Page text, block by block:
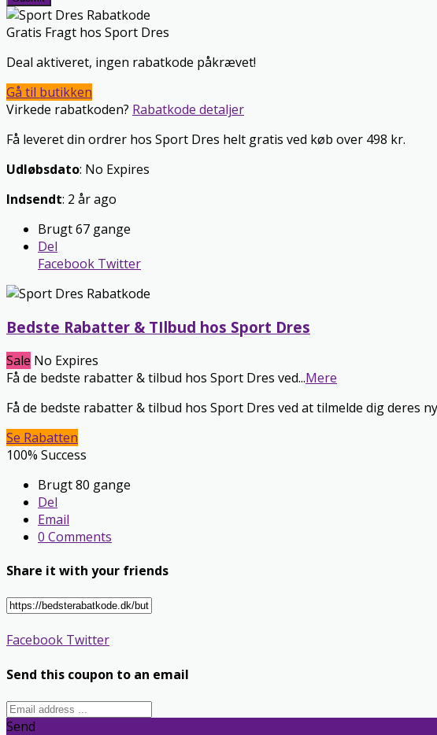
Gratis Fragt hos Sport Dres
Deal aktiveret, ingen rabatkode påkrævet!
Gå til butikken
Virkede rabatkoden? Rabatkode detaljer
Få leveret din ordrer hos Sport Dres helt gratis ved køb over 498 kr.
Udløbsdato: No Expires
Indsendt: 2 år ago
Brugt 67 gange
Del
Facebook Twitter
Bedste Rabatter & TIlbud hos Sport Dres
Sale No Expires
Få de bedste rabatter & tilbud hos Sport Dres ved...Mere
Få de bedste rabatter & tilbud hos Sport Dres ved at tilmelde dig deres
Se Rabatten
100% Success
Brugt 80 gange
Del
Email
0 Comments
Share it with your friends
Facebook Twitter
Send this coupon to an email
Send